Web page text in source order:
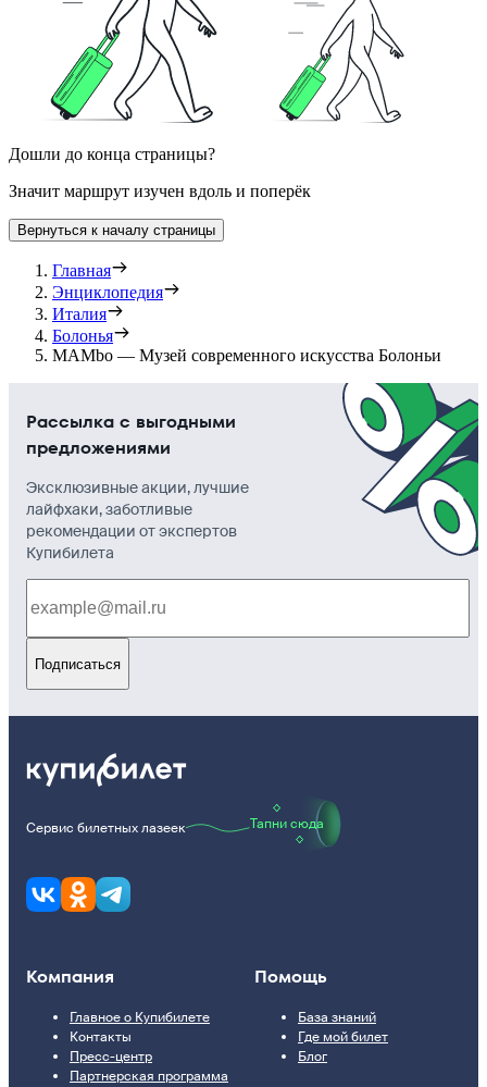
Дошли до конца страницы?
Значит маршрут изучен вдоль и поперёк
Вернуться к началу страницы
Главная
Энциклопедия
Италия
Болонья
MAMbo — Музей современного искусства Болоньи
Рассылка с выгодными
предложениями
Эксклюзивные акции, лучшие
лайфхаки, заботливые
рекомендации от экспертов
Купибилета
Подписаться
Сервис билетных лазеек Тапни сюда
Компания
Главное о Купибилете
Контакты
Пресс-центр
Партнерская программа
Помощь
База знаний
Где мой билет
Блог